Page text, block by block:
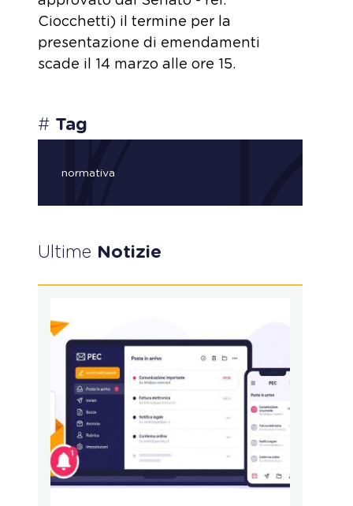
Ciocchetti) il termine per la
presentazione di emendamenti
scade il 14 marzo alle ore 15.
# Tag
normativa
Ultime Notizie